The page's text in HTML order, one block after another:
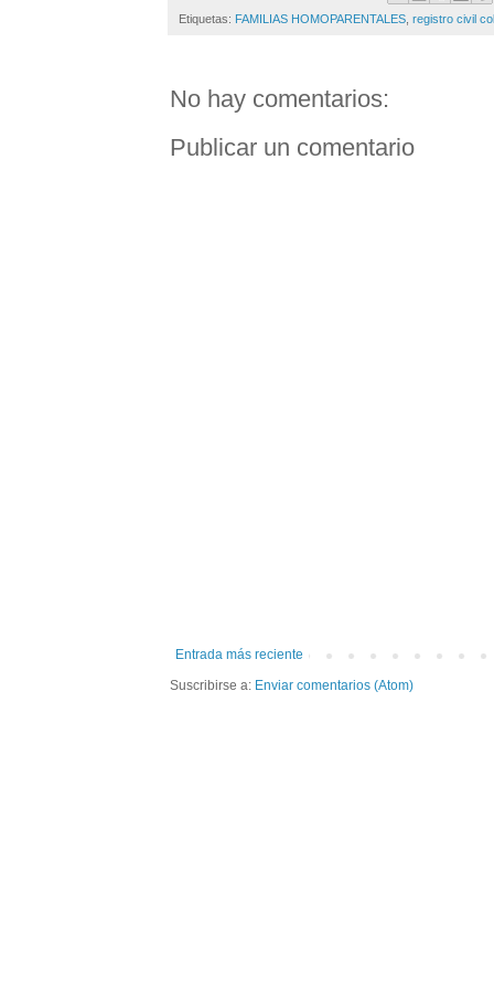
Etiquetas: FAMILIAS HOMOPARENTALES, registro civil
No hay comentarios:
Publicar un comentario
Entrada más reciente
Suscribirse a: Enviar comentarios (Atom)